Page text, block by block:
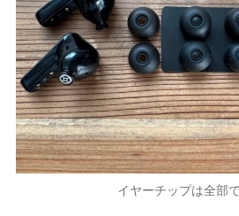
イヤーチップは全部